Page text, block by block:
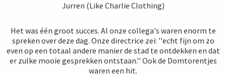
Jurren (Like Charlie Clothing)
Het was één groot succes. Al onze collega's waren enorm te
spreken over deze dag. Onze directrice zei: ''echt fijn om zo
even op een totaal andere manier de stad te ontdekken en dat
er zulke mooie gesprekken ontstaan.'' Ook de Domtorentjes
waren een hit.